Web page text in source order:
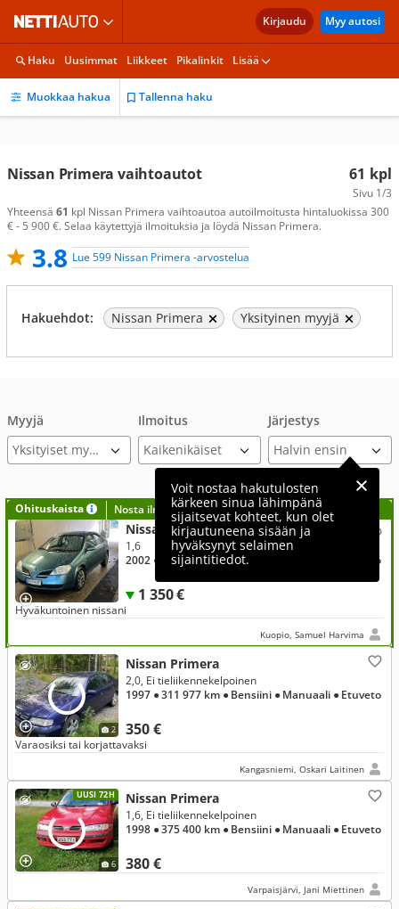
Kirjaudu Myy autosi
Haku Uusimmat Liikkeet Pikalinkit Lisää
Muokkaa hakua Tallenna haku
61 kpl
Sivu 1/3
Nissan Primera vaihtoautot
Yhteensä 61 kpl Nissan Primera vaihtoautoa autoilmoitusta hintaluokissa 300
€ - 5 900 €. Selaa käytettyjä ilmoituksia ja löydä Nissan Primera.
3.8 Lue 599 Nissan Primera -arvostelua
Hakuehdot: Nissan Primera Yksityinen myyjä
Myyjä
Yksityiset myyjät
Ilmoitus Järjestys
Voit nostaa hakutulosten
kärkeen sinua lähimpänä
sijaitsevat kohteet, kun olet
kirjautuneena sisään ja
hyväksynyt selaimen
sijaintitiedot.
Ohituskaista Nosta ilmoituksesi tähän?
Nissan Primera
1 350 €
1,6
2002 ● 350 000 km● Bensiini ● Etuveto
Hyväkuntoinen nissani
Kuopio, Samuel Harvima
2
Nissan Primera
350 €
2,0, Ei tieliikennekelpoinen
1997 ● 311 977 km ● Bensiini ● Manuaali ● Etuveto
Varaosiksi tai korjattavaksi
Kangasniemi, Oskari Laitinen
UUSI 72H
6
Nissan Primera
380 €
1,6, Ei tieliikennekelpoinen
1998 ● 375 400 km ● Bensiini ● Manuaali ● Etuveto
Varpaisjärvi, Jani Miettinen